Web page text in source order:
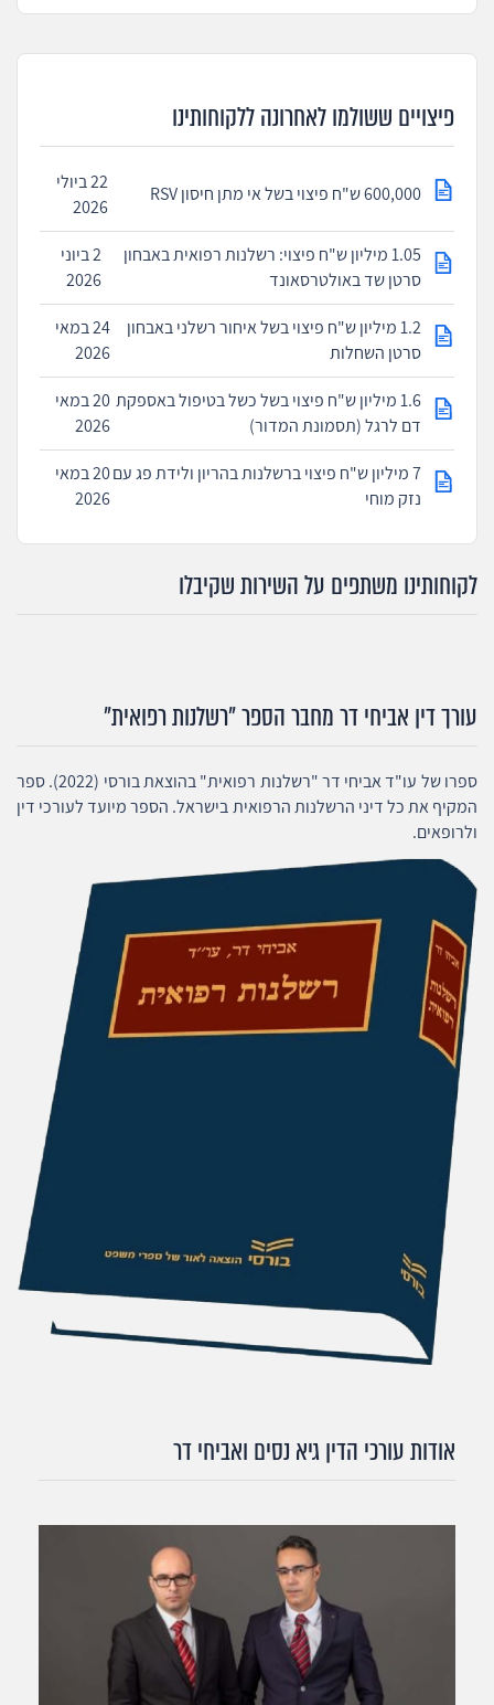
פיצויים ששולמו לאחרונה ללקוחותינו
600,000 ש"ח פיצוי בשל אי מתן חיסון RSV
22 ביולי
2026
1.05 מיליון ש"ח פיצוי: רשלנות רפואית באבחון
סרטן שד באולטרסאונד
2 ביוני
2026
1.2 מיליון ש"ח פיצוי בשל איחור רשלני באבחון
סרטן השחלות
24 במאי
2026
1.6 מיליון ש"ח פיצוי בשל כשל בטיפול באספקת
דם לרגל (תסמונת המדור)
20 במאי
2026
7 מיליון ש"ח פיצוי ברשלנות בהריון ולידת פג עם
נזק מוחי
20 במאי
2026
לקוחותינו משתפים על השירות שקיבלו
עורך דין אביחי דר מחבר הספר "רשלנות רפואית"
ספרו של עו"ד אביחי דר "רשלנות רפואית" בהוצאת בורסי (2022). ספר
המקיף את כל דיני הרשלנות הרפואית בישראל. הספר מיועד לעורכי דין
ולרופאים.
אודות עורכי הדין גיא נסים ואביחי דר